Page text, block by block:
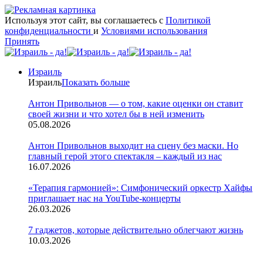
Используя этот сайт, вы соглашаетесь с Политикой
конфиденциальности и Условиями использования
Принять
Израиль
ИзраильПоказать больше
Антон Привольнов — о том, какие оценки он ставит
своей жизни и что хотел бы в ней изменить
05.08.2026
Антон Привольнов выходит на сцену без маски. Но
главный герой этого спектакля – каждый из нас
16.07.2026
«Терапия гармонией»: Симфонический оркестр Хайфы
приглашает нас на YouTube-концерты
26.03.2026
7 гаджетов, которые действительно облегчают жизнь
10.03.2026